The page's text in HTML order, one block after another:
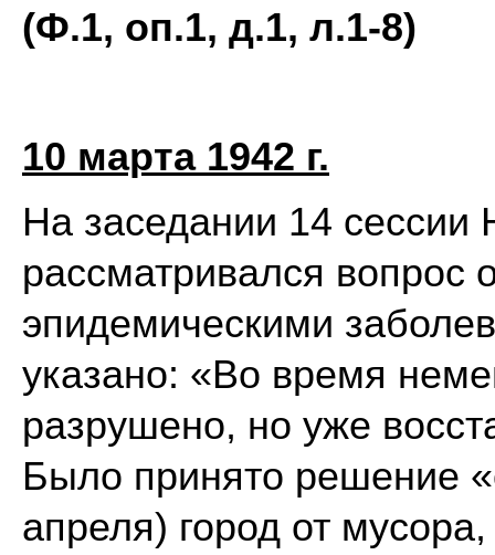
(Ф.1, оп.1, д.1, л.1-8)
10 марта 1942 г.
На заседании 14 сессии
рассматривался вопрос
эпидемическими
указано: «Во время
разрушено, но уже
Было принято решение
апреля) город от